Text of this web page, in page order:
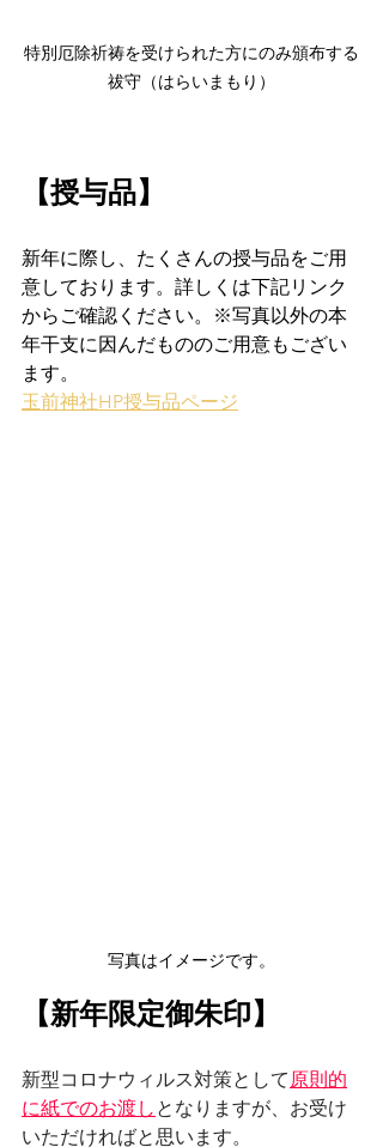
特別厄除祈祷を受けられた方にのみ頒布する
祓守（はらいまもり）
【授与品】
新年に際し、たくさんの授与品をご用
意しております。詳しくは下記リンク
からご確認ください。※写真以外の本
年干支に因んだもののご用意もござい
ます。
玉前神社HP授与品ページ
写真はイメージです。
【新年限定御朱印】
新型コロナウィルス対策として原則的
に紙でのお渡し となりますが、お受け
いただければと思います。